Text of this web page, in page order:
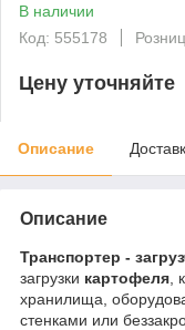
В наличии
Код: 555178
Цену уточняйте
Описание
Описание
Транспортер -
загрузки картофеля
хранилища,
стенками или